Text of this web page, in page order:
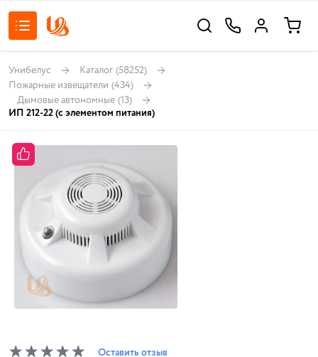
Унибелус Каталог (58252)
Пожарные извещатели (434)
Дымовые автономные (13)
ИП 212-22 (с элементом питания)
Оставить отзыв